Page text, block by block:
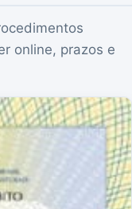
online, prazos e